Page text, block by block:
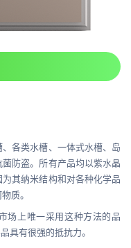
各类水槽、一体式水槽、岛
防盗。所有产品均以紫水晶
其纳米结构和对各种化学品
质。
场上唯一采用这种方法的品
具有很强的抵抗力。